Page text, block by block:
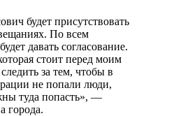
будет присутствовать
По всем
давать согласование.
стоит перед моим
за тем, чтобы в
не попали люди,
туда попасть», —
города.